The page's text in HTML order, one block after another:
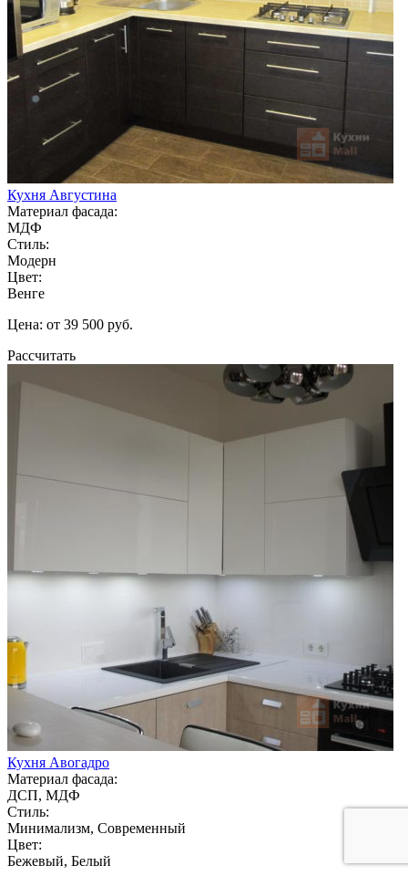
Кухня Августина
Материал фасада:
МДФ
Стиль:
Модерн
Цвет:
Венге
Цена: от 39 500 руб.
Рассчитать
Кухня Авогадро
Материал фасада:
ДСП, МДФ
Стиль:
Минимализм, Современный
Цвет:
Бежевый, Белый